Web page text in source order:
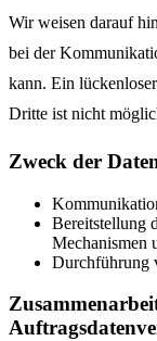
Wir weisen darauf
bei der
kann. Ein
Dritte ist nicht
Zweck der
Bereitstellung
Mechanismen
Durchführung